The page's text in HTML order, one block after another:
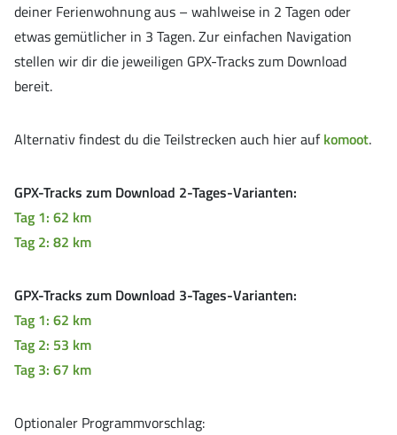
deiner Ferienwohnung aus – wahlweise in 2 Tagen oder
etwas gemütlicher in 3 Tagen. Zur einfachen Navigation
stellen wir dir die jeweiligen GPX-Tracks zum Download
bereit.
Alternativ findest du die Teilstrecken auch hier aufkomoot.
GPX-Tracks zum Download 2-Tages-Varianten:
Tag 1: 62 km
Tag 2: 82 km
GPX-Tracks zum Download 3-Tages-Varianten:
Tag 1: 62 km
Tag 2: 53 km
Tag 3: 67 km
Optionaler Programmvorschlag: